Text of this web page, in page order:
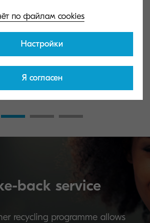
pages in
IEC 19798.
TK-8800Y
accordance
back service
recycling programme allows
по файлам cookies
Настройки
Я согласен